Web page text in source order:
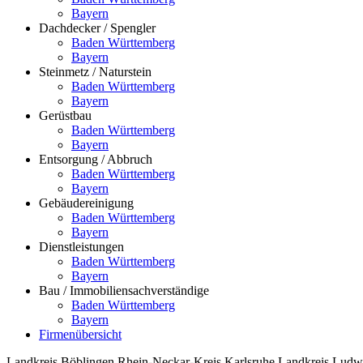
Bayern
Dachdecker / Spengler
Baden Württemberg
Bayern
Steinmetz / Naturstein
Baden Württemberg
Bayern
Gerüstbau
Baden Württemberg
Bayern
Entsorgung / Abbruch
Baden Württemberg
Bayern
Gebäudereinigung
Baden Württemberg
Bayern
Dienstleistungen
Baden Württemberg
Bayern
Bau / Immobiliensachverständige
Baden Württemberg
Bayern
Firmenübersicht